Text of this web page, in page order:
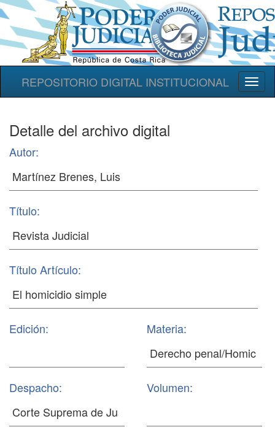
REPOSITORIO DIGITAL INSTITUCIONAL
Detalle del archivo digital
Autor:
Título:
Título Artículo:
Edición: Materia:
Despacho: Volumen: